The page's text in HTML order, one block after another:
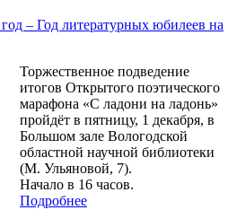
– Год литературных юбилеев на
Торжественное подведение
итогов Открытого поэтического
марафона «С ладони на ладонь»
пройдёт в пятницу, 1 декабря, в
Большом зале Вологодской
областной научной библиотеки
(М. Ульяновой, 7).
Начало в 16 часов.
Подробнее